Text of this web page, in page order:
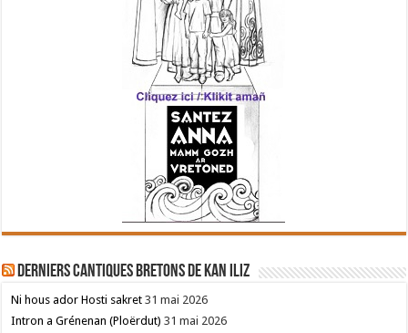
Derniers cantiques bretons de Kan Iliz
Ni hous ador Hosti sakret 31 mai 2026
Intron a Grénenan (Ploërdut) 31 mai 2026